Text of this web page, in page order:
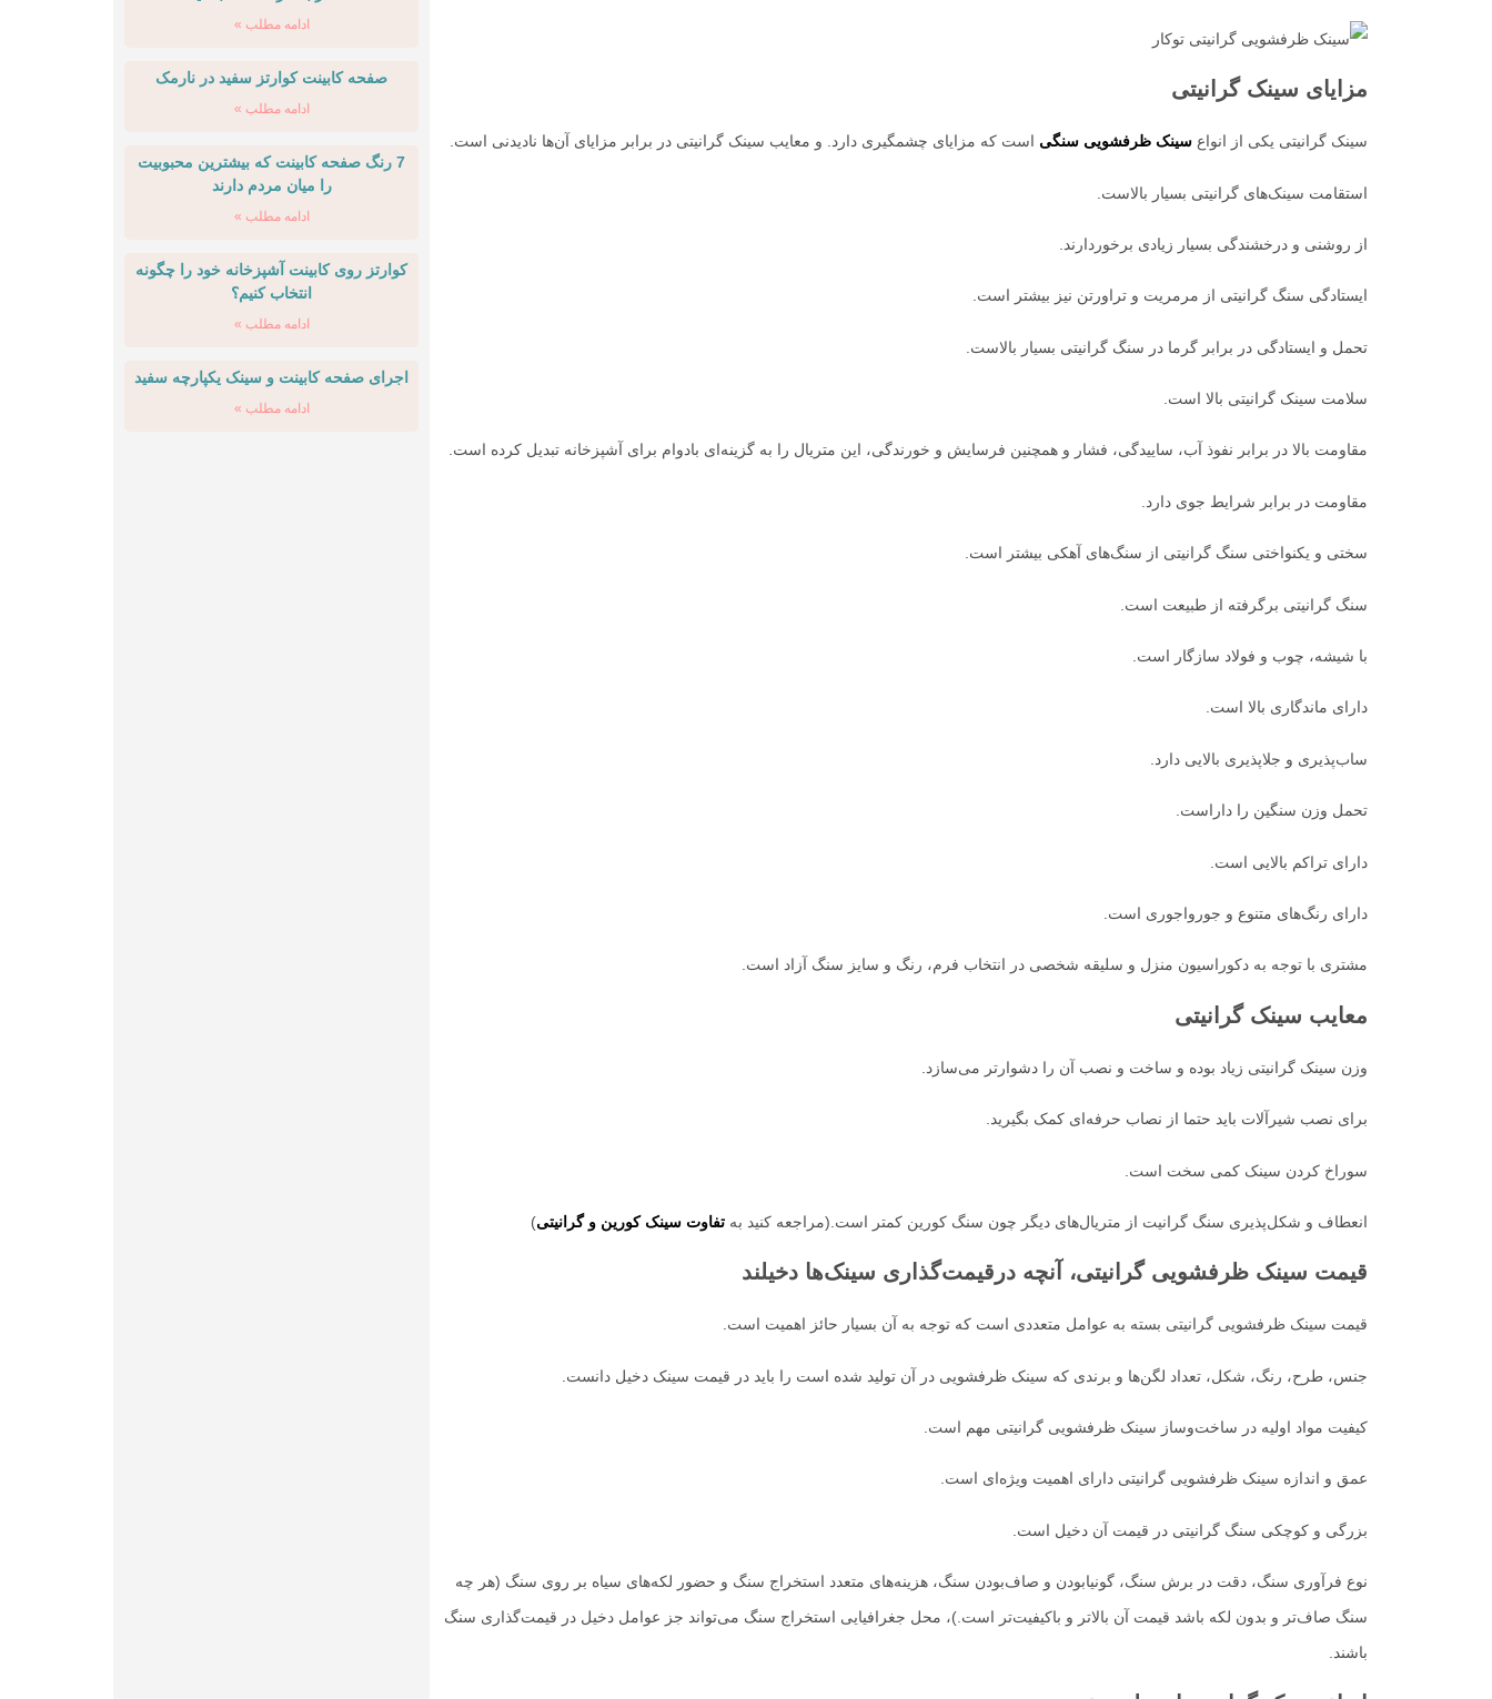
مزایای سینک گرانیتی
سینک گرانیتی یکی از انواع سینک ظرفشویی سنگی است که مزایای چشمگیری دارد. و معایب سینک گرانیتی در برابر مزایای آن‌ها نادیدنی است.
استقامت سینک‌های گرانیتی بسیار بالاست.
از روشنی و درخشندگی بسیار زیادی برخوردارند.
ایستادگی سنگ گرانیتی از مرمریت و تراورتن نیز بیشتر است.
تحمل و ایستادگی در برابر گرما در سنگ گرانیتی بسیار بالاست.
سلامت سینک گرانیتی بالا است.
مقاومت بالا در برابر نفوذ آب، ساییدگی، فشار و همچنین فرسایش و خورندگی، این متریال را به گزینه‌ای بادوام برای آشپزخانه تبدیل کرده است.
مقاومت در برابر شرایط جوی دارد.
سختی و یکنواختی سنگ گرانیتی از سنگ‌های آهکی بیشتر است.
سنگ گرانیتی برگرفته از طبیعت است.
با شیشه، چوب و فولاد سازگار است.
دارای ماندگاری بالا است.
ساب‌پذیری و جلاپذیری بالایی دارد.
تحمل وزن سنگین را داراست.
دارای تراکم بالایی است.
دارای رنگ‌های متنوع و جورواجوری است.
مشتری با توجه به دکوراسیون منزل و سلیقه شخصی در انتخاب فرم، رنگ و سایز سنگ آزاد است.
معایب سینک گرانیتی
وزن سینک گرانیتی زیاد بوده و ساخت و نصب آن را دشوارتر می‌سازد.
برای نصب شیرآلات باید حتما از نصاب حرفه‌ای کمک بگیرید.
سوراخ کردن سینک کمی سخت است.
انعطاف و شکل‌پذیری سنگ گرانیت از متریال‌های دیگر چون سنگ کورین کمتر است.(مراجعه کنید به تفاوت سینک کورین و گرانیتی)
قیمت سینک ظرفشویی گرانیتی، آنچه درقیمت‌گذاری سینک‌ها دخیلند
قیمت سینک ظرفشویی گرانیتی بسته به عوامل متعددی است که توجه به آن بسیار حائز اهمیت است.
جنس، طرح، رنگ، شکل، تعداد لگن‌ها و برندی که سینک ظرفشویی در آن تولید شده است را باید در قیمت سینک دخیل دانست.
کیفیت مواد اولیه در ساخت‌وساز سینک ظرفشویی گرانیتی مهم است.
عمق و اندازه سینک ظرفشویی گرانیتی دارای اهمیت ویژه‌ای است.
بزرگی و کوچکی سنگ گرانیتی در قیمت آن دخیل است.
نوع فرآوری سنگ، دقت در برش سنگ، گونیا‌بودن و صاف‌بودن سنگ، هزینه‌های متعدد استخراج سنگ و حضور لکه‌های سیاه بر روی سنگ (هر چه
سنگ صاف‌تر و بدون لکه باشد قیمت آن بالاتر و باکیفیت‌تر است.)، محل جغرافیایی استخراج سنگ می‌تواند جز عوامل دخیل در قیمت‌گذاری سنگ
باشند.
ادامه مطلب »
صفحه کابینت کوارتز سفید در نارمک
ادامه مطلب »
7 رنگ صفحه کابینت که بیشترین محبوبیت
را میان مردم دارند
ادامه مطلب »
کوارتز روی کابینت آشپزخانه خود را چگونه
انتخاب کنیم؟
ادامه مطلب »
اجرای صفحه کابینت و سینک یکپارچه سفید
ادامه مطلب »